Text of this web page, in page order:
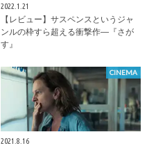
2022.1.21
【レビュー】サスペンスというジャ
ンルの枠すら超える衝撃作―『さが
す』
CINEMA
2021.8.16